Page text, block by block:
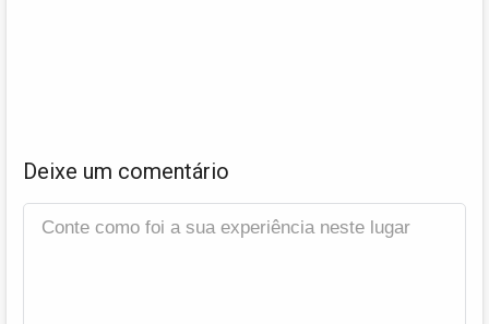
Deixe um comentário